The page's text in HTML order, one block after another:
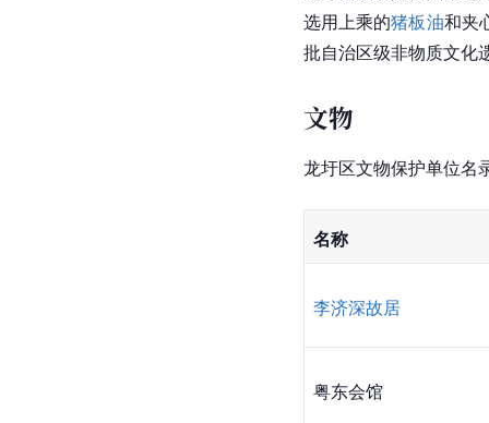
选用上乘的猪板油和夹
批自治区级非物质文化
文物
龙圩区文物保护单位名
名称
李济深故居
粤东会馆